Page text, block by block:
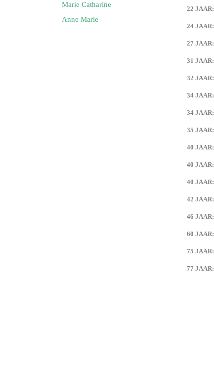
en Annie Mounier
Marie Catharine
Anne Marie
22 JAAR:
24 JAAR:
27 JAAR:
31 JAAR:
32 JAAR:
34 JAAR:
34 JAAR:
35 JAAR:
40 JAAR:
40 JAAR:
40 JAAR:
42 JAAR:
46 JAAR:
60 JAAR:
75 JAAR:
77 JAAR: